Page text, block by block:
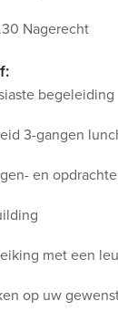
Nagerecht
begeleiding
3-gangen
en
met een
op uw